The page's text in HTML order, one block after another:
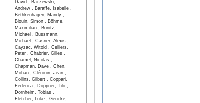
David , Baczewski,
Andrew , Baraffe, Isabelle ,
Bethkenhagen, Mandy ,
Blouin, Simon , Böhme,
Maximilian , Bonitz,
Michael , Bussmann,
Michael , Casner, Alexis ,
Cayzac, Witold , Celliers,
Peter , Chabrier, Gilles ,
Chamel, Nicolas ,
Chapman, Dave , Chen,
Mohan , Clérouin, Jean ,
Collins, Gilbert , Coppari,
Federica , Döppner, Tilo ,
Dornheim, Tobias ,
Fletcher, Luke , Gericke,